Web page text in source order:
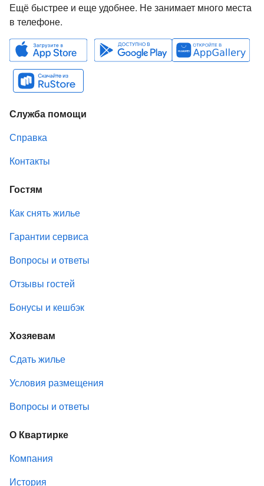
Ещё быстрее и еще удобнее. Не занимает много места
в телефоне.
Служба помощи
Справка
Контакты
Гостям
Как снять жилье
Гарантии сервиса
Вопросы и ответы
Отзывы гостей
Бонусы и кешбэк
Хозяевам
Сдать жилье
Условия размещения
Вопросы и ответы
О Квартирке
Компания
История